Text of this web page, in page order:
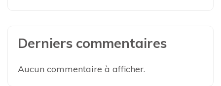
Derniers commentaires
Aucun commentaire à afficher.